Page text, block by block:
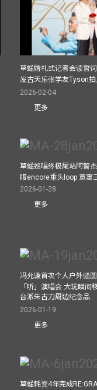
草蜢婚礼式记者会读誓
发古天乐张学友Tyson
2026-02-04
更多
草蜢巡唱终极尾站阿智
版encore重头loop 意寓
2026-01-28
更多
冯允谦首次个人户外骚
「听」演唱会 大玩瞬
台派朱古力周边纪念品
2026-01-19
更多
草蜢耗资4年完成